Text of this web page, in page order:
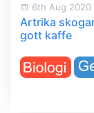
6th Aug 2020
Artrika
gott kaffe